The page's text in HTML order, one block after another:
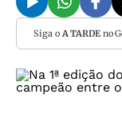
Siga o A TARDEno